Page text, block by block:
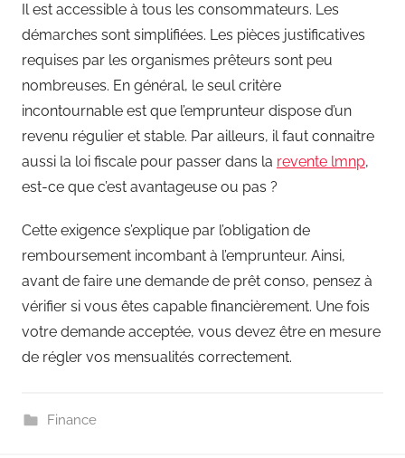
Il est accessible à tous les consommateurs. Les
démarches sont simplifiées. Les pièces justificatives
requises par les organismes prêteurs sont peu
nombreuses. En général, le seul critère
incontournable est que l’emprunteur dispose d’un
revenu régulier et stable. Par ailleurs, il faut connaitre
aussi la loi fiscale pour passer dans la revente lmnp,
est-ce que c’est avantageuse ou pas ?
Cette exigence s’explique par l’obligation de
remboursement incombant à l’emprunteur. Ainsi,
avant de faire une demande de prêt conso, pensez à
vérifier si vous êtes capable financièrement. Une fois
votre demande acceptée, vous devez être en mesure
de régler vos mensualités correctement.
Finance